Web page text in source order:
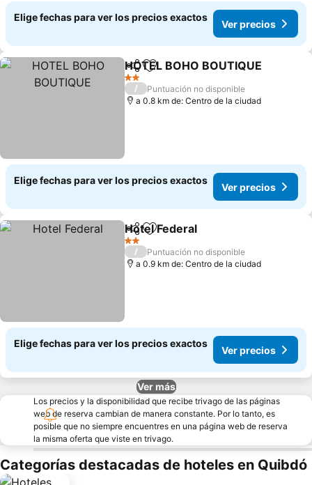
Elige fechas para ver los precios exactos
Ver precios
CompartirAgregar a favoritos
HOTEL BOHO BOUTIQUE
2 Estrellas
/
Puntuación no disponible
a 0.8 km de: Centro de la ciudad
Elige fechas para ver los precios exactos
Ver precios
CompartirAgregar a favoritos
Hotel Federal
2 Estrellas
/
Puntuación no disponible
a 0.9 km de: Centro de la ciudad
Elige fechas para ver los precios exactos
Ver precios
Ver más
Los precios y la disponibilidad que recibe trivago de las páginas
web de reserva cambian de manera constante. Por lo tanto, es
posible que no siempre encuentres en una página web de reserva
la misma oferta que viste en trivago.
Categorías destacadas de hoteles en Quibdó